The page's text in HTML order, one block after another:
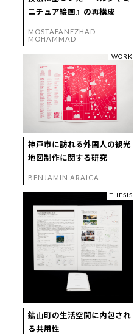
ニチュア絵画』の再構成
MOSTAFANEZHAD
MOHAMMAD
WORK
神戸市に訪れる外国人の観光
地図制作に関する研究
BENJAMIN ARAICA
THESIS
鉱山町の生活空間に内包され
る共用性